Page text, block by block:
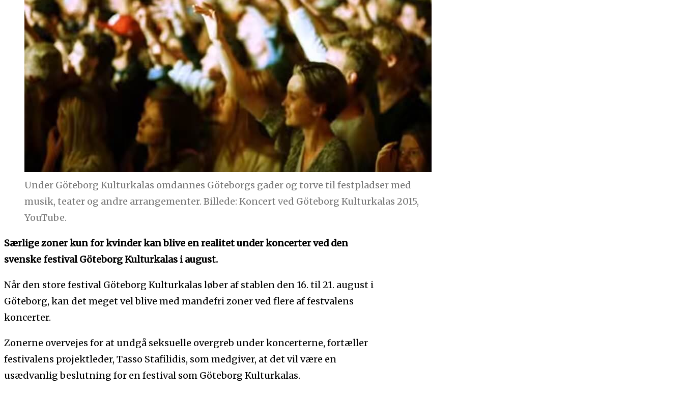
Under Göteborg Kulturkalas omdannes Göteborgs gader og torve til festpladser med
musik, teater og andre arrangementer. Billede: Koncert ved Göteborg Kulturkalas 2015,
YouTube.
Særlige zoner kun for kvinder kan blive en realitet under koncerter ved den
svenske festival Göteborg Kulturkalas i august.
Når den store festival Göteborg Kulturkalas løber af stablen den 16. til 21. august i
Göteborg, kan det meget vel blive med mandefri zoner ved flere af festvalens
koncerter.
Zonerne overvejes for at undgå seksuelle overgreb under koncerterne, fortæller
festivalens projektleder, Tasso Stafilidis, som medgiver, at det vil være en
usædvanlig beslutning for en festival som Göteborg Kulturkalas.